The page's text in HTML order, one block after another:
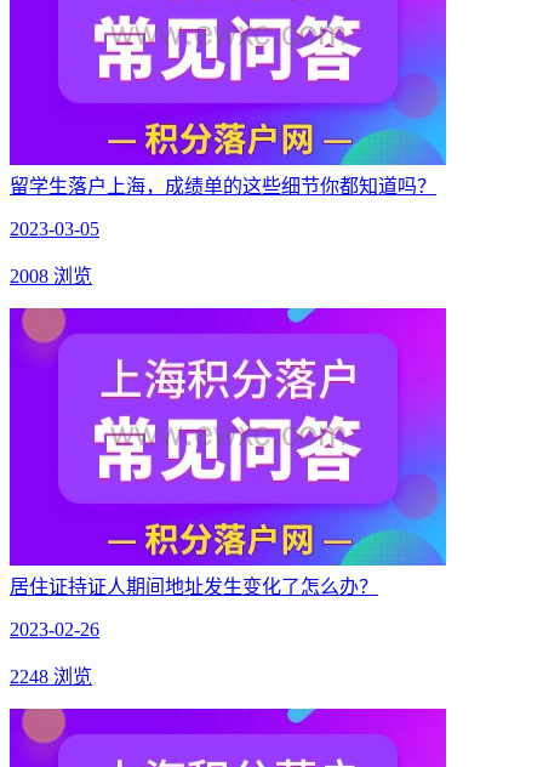
留学生落户上海，成绩单的这些细节你都知道吗？
2023-03-05
2008 浏览
居住证持证人期间地址发生变化了怎么办？
2023-02-26
2248 浏览